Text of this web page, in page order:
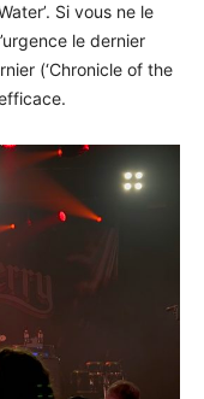
Si vous ne le
le dernier
(‘Chronicle of the